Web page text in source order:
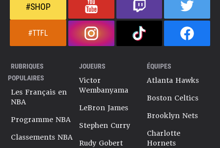
#SHOP
#TTFL
RUBRIQUES
POPULAIRES
Les Français en
NBA
Programme NBA
Classements NBA
JOUEURS
Victor
Wembanyama
LeBron James
Stephen Curry
Rudy Gobert
ÉQUIPES
Atlanta Hawks
Boston Celtics
Brooklyn Nets
Charlotte
Hornets